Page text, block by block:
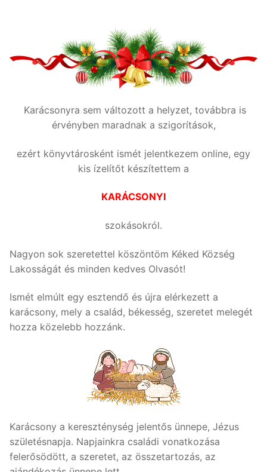
Karácsonyra sem változott a helyzet, továbbra is
érvényben maradnak a szigorítások,
ezért könyvtárosként ismét jelentkezem online, egy
kis ízelítőt készítettem a
KARÁCSONYI
szokásokról.
Nagyon sok szeretettel köszöntöm Kéked Község
Lakosságát és minden kedves Olvasót!
Ismét elmúlt egy esztendő és újra elérkezett a
karácsony, mely a család, békesség, szeretet melegét
hozza közelebb hozzánk.
Karácsony a kereszténység jelentős ünnepe, Jézus
születésnapja. Napjainkra családi vonatkozása
felerősödött, a szeretet, az összetartozás, az